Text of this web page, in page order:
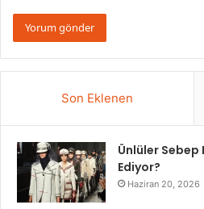
Son Eklenen
Ünlüler Sebep
Ediyor?
Haziran 20, 2026